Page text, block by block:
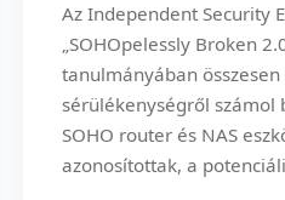
Az Independent Security
„SOHOpelessly Broken
tanulmányában
sérülékenységről számol
SOHO router és NAS
azonosítottak, a